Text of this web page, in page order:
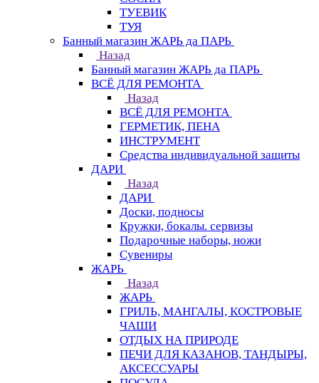
ТУЕВИК
ТУЯ
Банный магазин ЖАРЬ да ПАРЬ
Назад
Банный магазин ЖАРЬ да ПАРЬ
ВСЁ ДЛЯ РЕМОНТА
Назад
ВСЁ ДЛЯ РЕМОНТА
ГЕРМЕТИК, ПЕНА
ИНСТРУМЕНТ
Средства индивидуальной защиты
ДАРИ
Назад
ДАРИ
Доски, подносы
Кружки, бокалы. сервизы
Подарочные наборы, ножи
Сувениры
ЖАРЬ
Назад
ЖАРЬ
ГРИЛЬ, МАНГАЛЫ, КОСТРОВЫЕ
ЧАШИ
ОТДЫХ НА ПРИРОДЕ
ПЕЧИ ДЛЯ КАЗАНОВ, ТАНДЫРЫ,
АКСЕССУАРЫ